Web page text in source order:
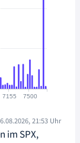
21:53 Uhr
im SPX,